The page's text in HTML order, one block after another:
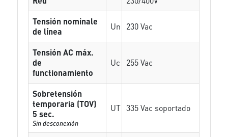
Tensión nominale
de línea
Un 230 Vac
Tensión AC máx.
de
functionamiento
Uc 255 Vac
Sobretensión
temporaria (TOV)
5 sec.
Sin desconexión
UT 335 Vac soportado